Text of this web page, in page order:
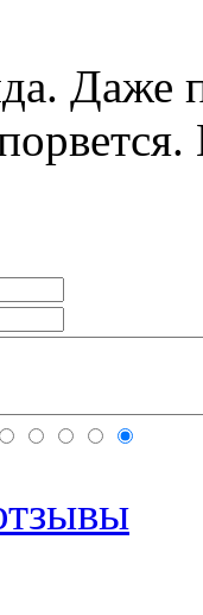
Даже